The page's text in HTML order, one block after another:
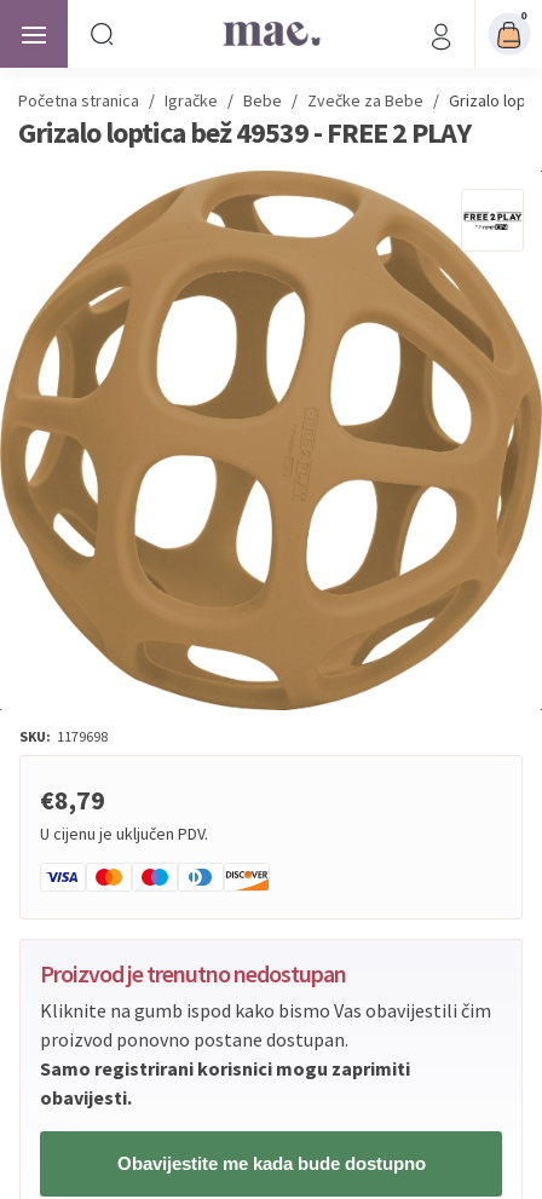
0
Početna stranica / Igračke / Bebe / Zvečke za Bebe / Grizalo
Grizalo loptica bež 49539 - FREE 2 PLAY
SKU: 1179698
€8,79
U cijenu je uključen PDV.
Proizvod je trenutno nedostupan
Kliknite na gumb ispod kako bismo Vas obavijestili čim
proizvod ponovno postane dostupan.
Samo registrirani korisnici mogu zaprimiti
obavijesti.
Obavijestite me kada bude dostupno